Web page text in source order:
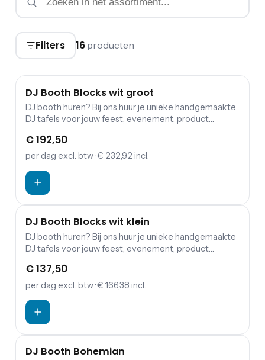
Filters 16producten
NIEUW
DJ Booth Blocks wit groot
DJ booth huren? Bij ons huur je unieke handgemaakte
DJ tafels voor jouw feest, evenement, product
booth biedt plaats aan een complete DJ set: Pioneer
CDJ2000 Nexus, Pioneer CDJ3000 set + DJM-
€ 192,50
per dag excl. btw· € 232,92 incl.
DJ Booth Blocks wit klein
DJ booth huren? Bij ons huur je unieke handgemaakte
DJ tafels voor jouw feest, evenement, product
booth biedt plaats aan een complete DJ set: Pioneer
CDJ2000 Nexus, Pioneer CDJ3000 set + DJM-
€ 137,50
per dag excl. btw· € 166,38 incl.
NIEUW
DJ Booth Bohemian